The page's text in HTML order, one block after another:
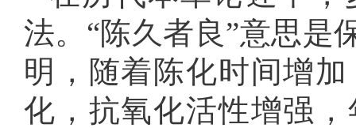
法。“陈久者良”意思是
明，随着陈化时间增
化，抗氧化活性增强